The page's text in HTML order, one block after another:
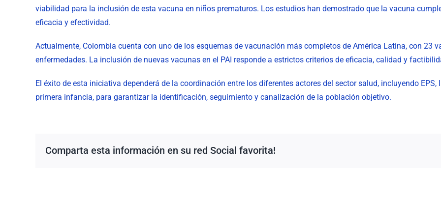
viabilidad para la inclusión de esta vacuna en niños prematuros. Los estudios han demostrado que la vacuna
eficacia y efectividad.
Actualmente, Colombia cuenta con uno de los esquemas de vacunación más completos de América Latina, con 23
enfermedades. La inclusión de nuevas vacunas en el PAI responde a estrictos criterios de eficacia, calidad y
El éxito de esta iniciativa dependerá de la coordinación entre los diferentes actores del sector salud, incluyendo
primera infancia, para garantizar la identificación, seguimiento y canalización de la población objetivo.
Comparta esta información en su red Social favorita!